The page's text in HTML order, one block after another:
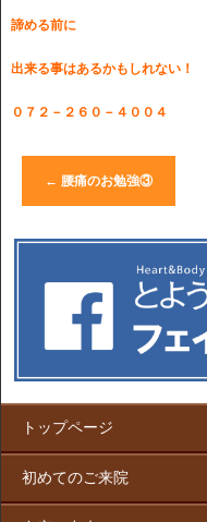
諦める前に
出来る事はあるかもしれない！
０７２－２６０－４００４
← 腰痛のお勉強③
トップページ
初めてのご来院